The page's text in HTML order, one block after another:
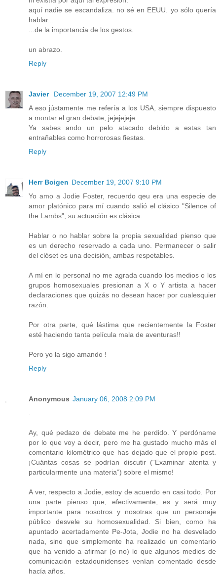
aquí nadie se escandaliza. no sé en EEUU. yo sólo quería
hablar...
...de la importancia de los gestos.
un abrazo.
Reply
Javier
December 19, 2007 12:49 PM
A eso jústamente me refería a los USA, siempre dispuesto
a montar el gran debate, jejejejeje.
Ya sabes ando un pelo atacado debido a estas tan
entrañables como horrorosas fiestas.
Reply
Herr Boigen December 19, 2007 9:10 PM
Yo amo a Jodie Foster, recuerdo qeu era una especie de
amor platónico para mí cuando salió el clásico "Silence of
the Lambs", su actuación es clásica.
Hablar o no hablar sobre la propia sexualidad pienso que
es un derecho reservado a cada uno. Permanecer o salir
del clóset es una decisión, ambas respetables.
A mí en lo personal no me agrada cuando los medios o los
grupos homosexuales presionan a X o Y artista a hacer
declaraciones que quizás no desean hacer por cualesquier
razón.
Por otra parte, qué lástima que recientemente la Foster
esté haciendo tanta película mala de aventuras!!
Pero yo la sigo amando !
Reply
Anonymous January 06, 2008 2:09 PM
Ay, qué pedazo de debate me he perdido. Y perdóname
por lo que voy a decir, pero me ha gustado mucho más el
comentario kilométrico que has dejado que el propio post.
¡Cuántas cosas se podrían discutir (“Examinar atenta y
particularmente una materia”) sobre el mismo!
A ver, respecto a Jodie, estoy de acuerdo en casi todo. Por
una parte pienso que, efectivamente, es y será muy
importante para nosotros y nosotras que un personaje
público desvele su homosexualidad. Si bien, como ha
apuntado acertadamente Pe-Jota, Jodie no ha desvelado
nada, sino que simplemente ha realizado un comentario
que ha venido a afirmar (o no) lo que algunos medios de
comunicación estadounidenses venían comentado desde
hacía años.